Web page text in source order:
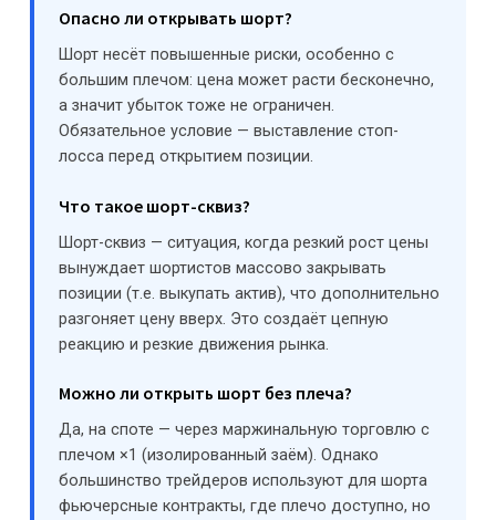
Опасно ли открывать шорт?
Шорт несёт повышенные риски, особенно с
большим плечом: цена может расти бесконечно,
а значит убыток тоже не ограничен.
Обязательное условие — выставление стоп-
лосса перед открытием позиции.
Что такое шорт-сквиз?
Шорт-сквиз — ситуация, когда резкий рост цены
вынуждает шортистов массово закрывать
позиции (т.е. выкупать актив), что дополнительно
разгоняет цену вверх. Это создаёт цепную
реакцию и резкие движения рынка.
Можно ли открыть шорт без плеча?
Да, на споте — через маржинальную торговлю с
плечом ×1 (изолированный заём). Однако
большинство трейдеров используют для шорта
фьючерсные контракты, где плечо доступно, но